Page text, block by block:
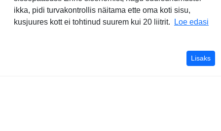
ikka, pidi turvakontrollis näitama ette oma koti sisu,
kusjuures kott ei tohtinud suurem kui 20 liitrit.
Loe edasi
Lisaks